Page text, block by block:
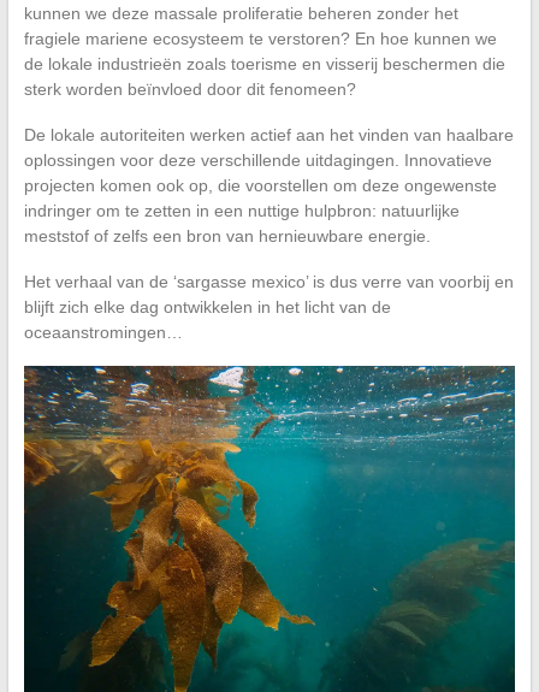
kunnen we deze massale proliferatie beheren zonder het
fragiele mariene ecosysteem te verstoren? En hoe kunnen we
de lokale industrieën zoals toerisme en visserij beschermen die
sterk worden beïnvloed door dit fenomeen?
De lokale autoriteiten werken actief aan het vinden van haalbare
oplossingen voor deze verschillende uitdagingen. Innovatieve
projecten komen ook op, die voorstellen om deze ongewenste
indringer om te zetten in een nuttige hulpbron: natuurlijke
meststof of zelfs een bron van hernieuwbare energie.
Het verhaal van de ‘sargasse mexico’ is dus verre van voorbij en
blijft zich elke dag ontwikkelen in het licht van de
oceaanstromingen…